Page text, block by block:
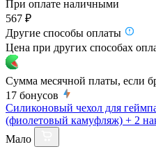
При оплате наличными
567 ₽
Другие способы оплаты
Цена при других способах
Сумма месячной платы, если
17 бонусов
Силиконовый чехол для
(фиолетовый камуфляж) + 2
Мало